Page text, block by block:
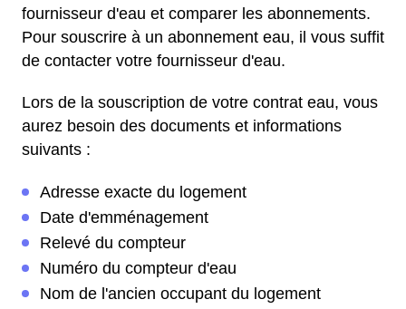
fournisseur d'eau et comparer les abonnements.
Pour souscrire à un abonnement eau, il vous suffit
de contacter votre fournisseur d'eau.
Lors de la souscription de votre contrat eau, vous
aurez besoin des documents et informations
suivants :
Adresse exacte du logement
Date d'emménagement
Relevé du compteur
Numéro du compteur d'eau
Nom de l'ancien occupant du logement